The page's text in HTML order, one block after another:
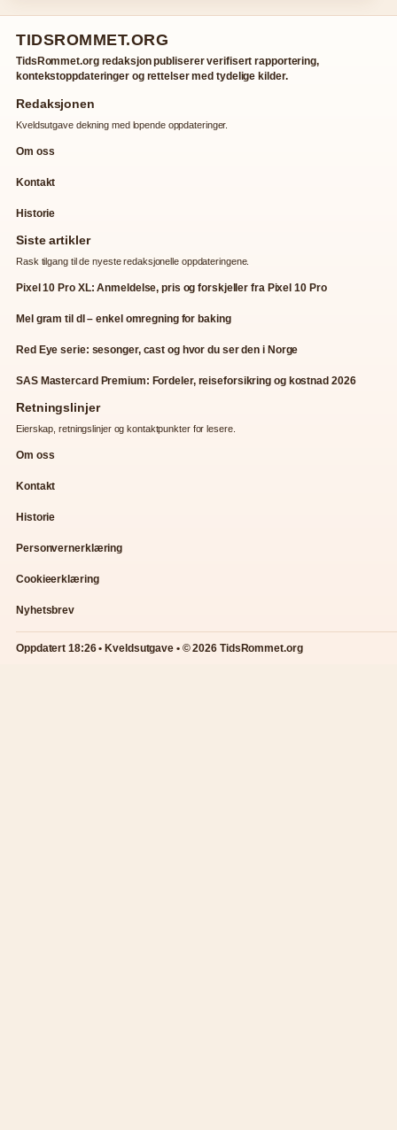
TIDSROMMET.ORG
TidsRommet.org redaksjon publiserer verifisert rapportering,
kontekstoppdateringer og rettelser med tydelige kilder.
Redaksjonen
Kveldsutgave dekning med lopende oppdateringer.
Om oss
Kontakt
Historie
Siste artikler
Rask tilgang til de nyeste redaksjonelle oppdateringene.
Pixel 10 Pro XL: Anmeldelse, pris og forskjeller fra Pixel 10 Pro
Mel gram til dl – enkel omregning for baking
Red Eye serie: sesonger, cast og hvor du ser den i Norge
SAS Mastercard Premium: Fordeler, reiseforsikring og kostnad 2026
Retningslinjer
Eierskap, retningslinjer og kontaktpunkter for lesere.
Om oss
Kontakt
Historie
Personvernerklæring
Cookieerklæring
Nyhetsbrev
Oppdatert 18:26 • Kveldsutgave • © 2026 TidsRommet.org